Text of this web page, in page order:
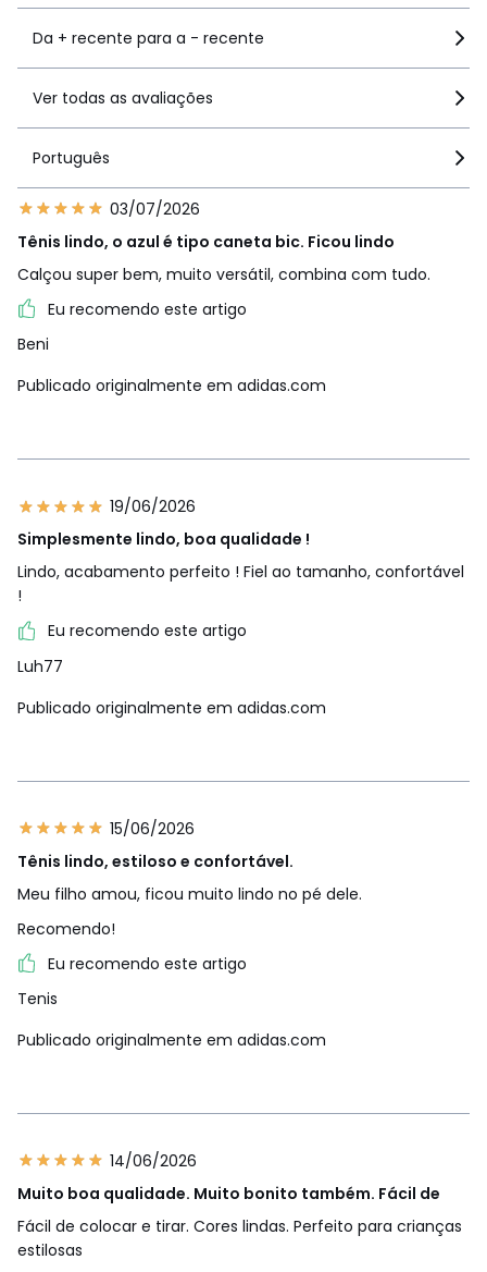
Da + recente para a - recente
Ver todas as avaliações
Português
03/07/2026
Tênis lindo, o azul é tipo caneta bic. Ficou lindo
Calçou super bem, muito versátil, combina com tudo.
Eu recomendo este artigo
Beni
Publicado originalmente em adidas.com
19/06/2026
Simplesmente lindo, boa qualidade !
Lindo, acabamento perfeito ! Fiel ao tamanho, confortável
!
Eu recomendo este artigo
Luh77
Publicado originalmente em adidas.com
15/06/2026
Tênis lindo, estiloso e confortável.
Meu filho amou, ficou muito lindo no pé dele.
Recomendo!
Eu recomendo este artigo
Tenis
Publicado originalmente em adidas.com
14/06/2026
Muito boa qualidade. Muito bonito também. Fácil de
Fácil de colocar e tirar. Cores lindas. Perfeito para crianças
estilosas